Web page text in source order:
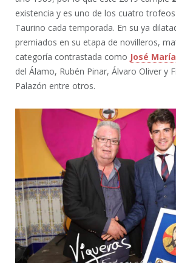
existencia y es uno de los cuatro
Taurino cada temporada. En su ya
premiados en su etapa de novilleros,
categoría contrastada como José
del Álamo, Rubén Pinar, Álvaro Oliver y
Palazón entre otros.